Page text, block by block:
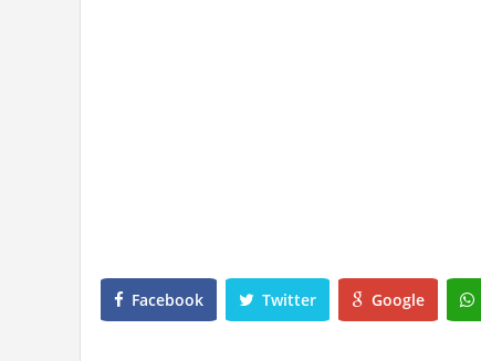
Facebook Twitter Google